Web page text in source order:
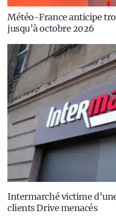
Météo-France anticipe
jusqu’à octobre 2026
Intermarché victime
clients Drive menacés